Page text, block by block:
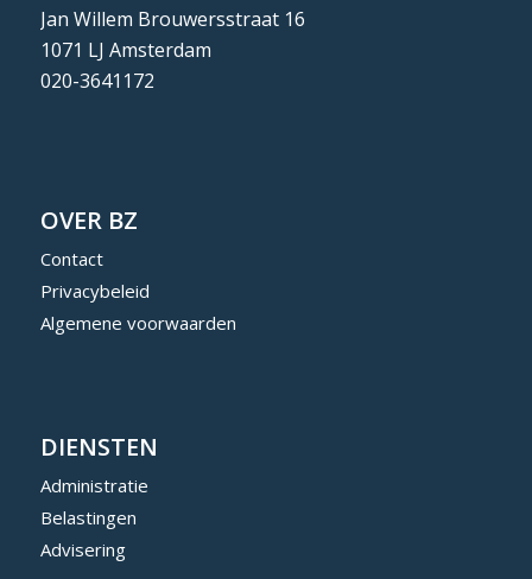
Jan Willem Brouwersstraat 16
1071 LJ Amsterdam
020-3641172
OVER BZ
Contact
Privacybeleid
Algemene voorwaarden
DIENSTEN
Administratie
Belastingen
Advisering